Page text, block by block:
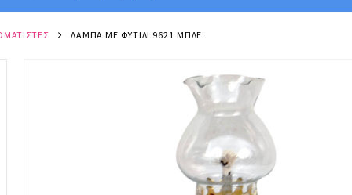
ΛΆΜΠΑ ΜΕ ΦΥΤΊΛΙ 9621 ΜΠΛΕ